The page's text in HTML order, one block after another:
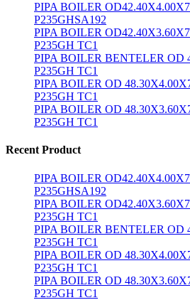
PIPA BOILER
P235GHSA192
PIPA BOILER
P235GH TC1
PIPA BOILER BENTELER OD
P235GH TC1
PIPA BOILER OD
P235GH TC1
PIPA BOILER OD
P235GH TC1
Recent Product
PIPA BOILER
P235GHSA192
PIPA BOILER
P235GH TC1
PIPA BOILER BENTELER OD
P235GH TC1
PIPA BOILER OD
P235GH TC1
PIPA BOILER OD
P235GH TC1